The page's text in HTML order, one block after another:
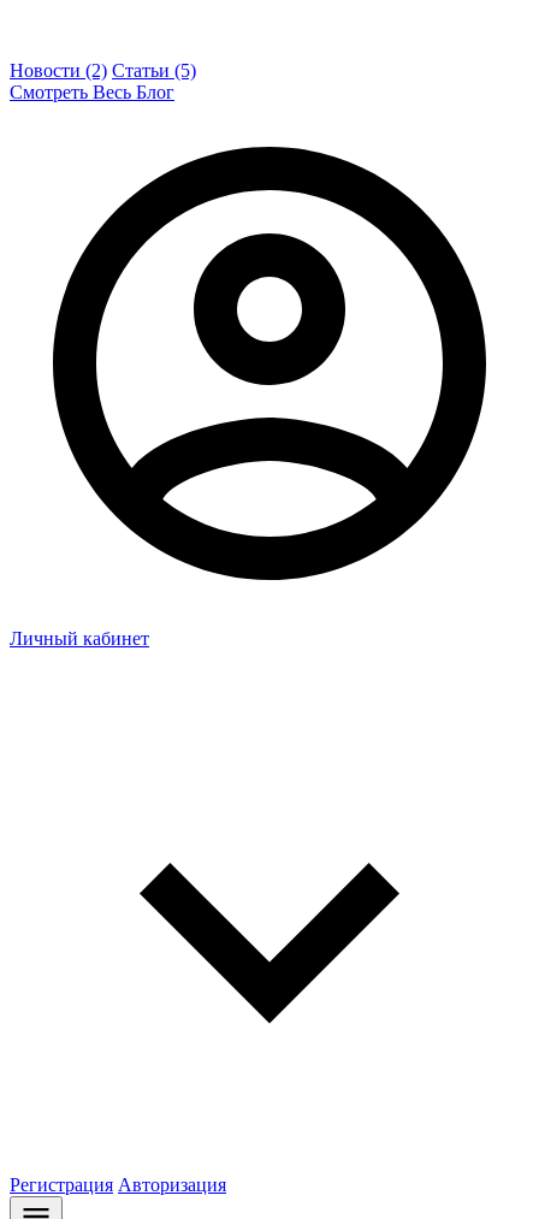
Новости (2) Статьи (5)
Смотреть Весь Блог
Личный кабинет
Регистрация Авторизация